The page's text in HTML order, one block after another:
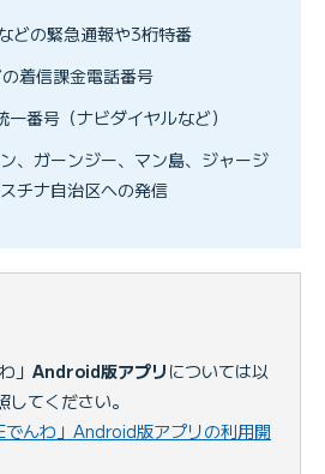
の緊急通報や3桁特番
着信課金電話番号
番号（ナビダイヤルなど）
、ガーンジー、マン島、ジャージ
チナ自治区への発信
」 Android版アプリ については以
てください。
でんわ」Android版アプリの利用開